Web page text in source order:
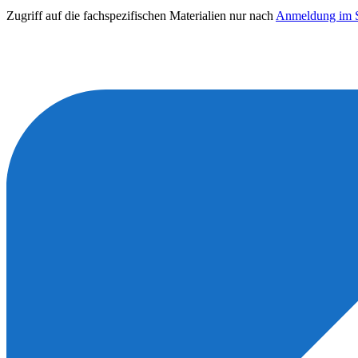
Zugriff auf die fachspezifischen Materialien nur nach Anmeldung im